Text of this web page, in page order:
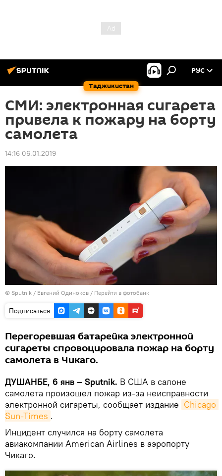
Таджикистан
РУС
СМИ: электронная сигарета
привела к пожару на борту
самолета
14:16 06.01.2019
© Sputnik / Евгений Одиноков / Перейти в фотобанк
Подписаться
Перегоревшая батарейка электронной
сигареты спровоцировала пожар на борту
самолета в Чикаго.
ДУШАНБЕ, 6 янв – Sputnik. В США в салоне
самолета произошел пожар из-за неисправности
электронной сигареты, сообщает издание Chicago
Sun-Times .
Инцидент случился на борту самолета
авиакомпании American Airlines в аэропорту
Чикаго.